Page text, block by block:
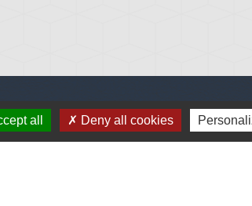
Jumelage
all Deny all cookies